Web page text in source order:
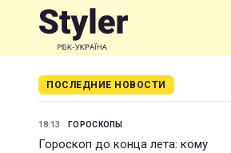
ПОСЛЕДНИЕ НОВОСТИ
18:13 ГОРОСКОПЫ
Гороскоп до конца лета: кому